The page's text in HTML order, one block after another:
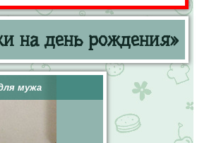
на день рождения»
мужа